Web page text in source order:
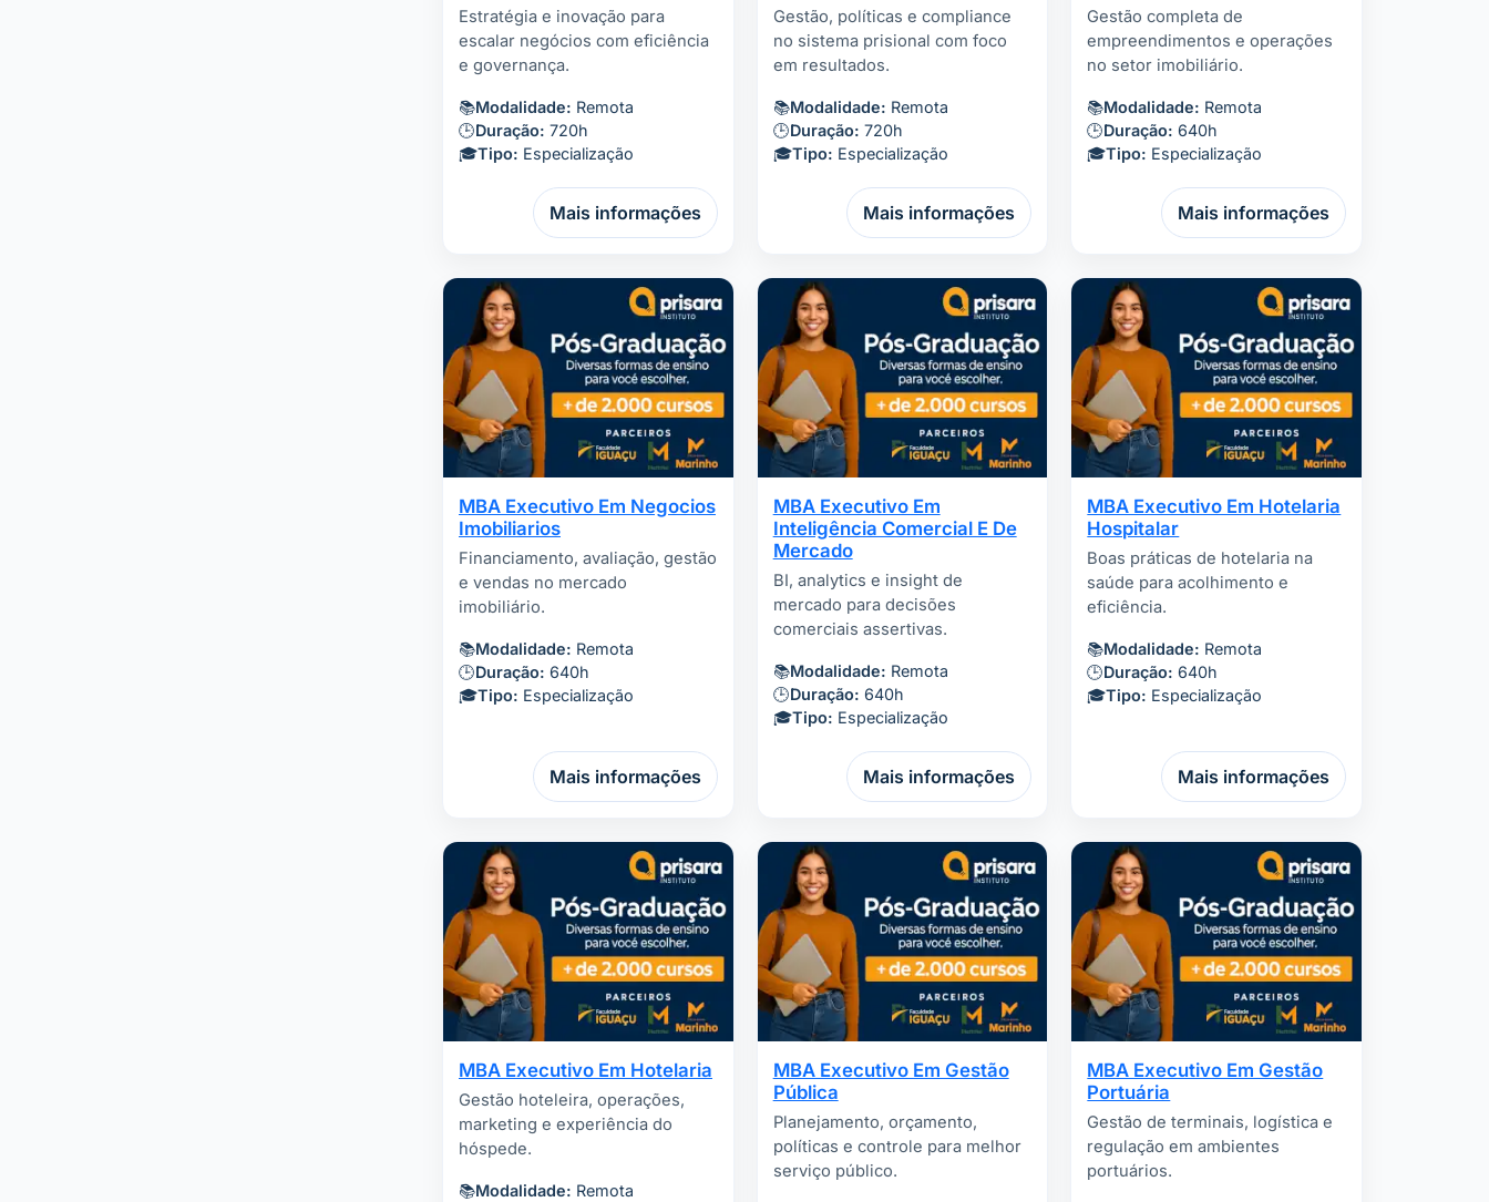
Estratégia e inovação para
escalar negócios com eficiência
e governança.
📚Modalidade: Remota
🕒Duração: 720h
🎓Tipo: Especialização
Mais informações
Gestão, políticas e compliance
no sistema prisional com foco
em resultados.
📚Modalidade: Remota
🕒Duração: 720h
🎓Tipo: Especialização
Mais informações
Gestão completa de
empreendimentos e operações
no setor imobiliário.
📚Modalidade: Remota
🕒Duração: 640h
🎓Tipo: Especialização
Mais informações
MBA Executivo Em Negocios
Imobiliarios
Financiamento, avaliação, gestão
e vendas no mercado
imobiliário.
📚Modalidade: Remota
🕒Duração: 640h
🎓Tipo: Especialização
Mais informações
MBA Executivo Em
Inteligência Comercial E De
Mercado
BI, analytics e insight de
mercado para decisões
comerciais assertivas.
📚Modalidade: Remota
🕒Duração: 640h
🎓Tipo: Especialização
Mais informações
MBA Executivo Em Hotelaria
Hospitalar
Boas práticas de hotelaria na
saúde para acolhimento e
eficiência.
📚Modalidade: Remota
🕒Duração: 640h
🎓Tipo: Especialização
Mais informações
MBA Executivo Em Hotelaria
Gestão hoteleira, operações,
marketing e experiência do
hóspede.
📚Modalidade: Remota
MBA Executivo Em Gestão
Pública
Planejamento, orçamento,
políticas e controle para melhor
serviço público.
MBA Executivo Em Gestão
Portuária
Gestão de terminais, logística e
regulação em ambientes
portuários.